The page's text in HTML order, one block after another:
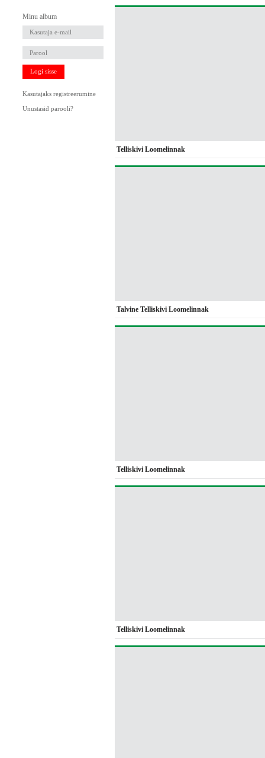
Minu album
Logi sisse
Kasutajaks registreerumine
Unustasid parooli?
Telliskivi Loomelinnak
Talvine Telliskivi Loomelinnak
Telliskivi Loomelinnak
Telliskivi Loomelinnak